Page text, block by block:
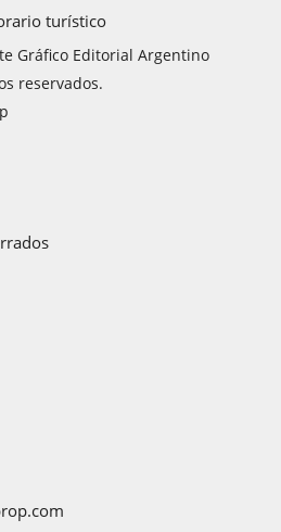
turístico
Gráfico Editorial Argentino
reservados.